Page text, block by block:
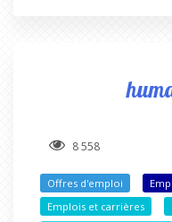
8 558
Offres d'emploi
Emplois et carrières